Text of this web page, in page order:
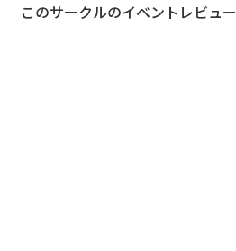
このサークルのイベントレビュー